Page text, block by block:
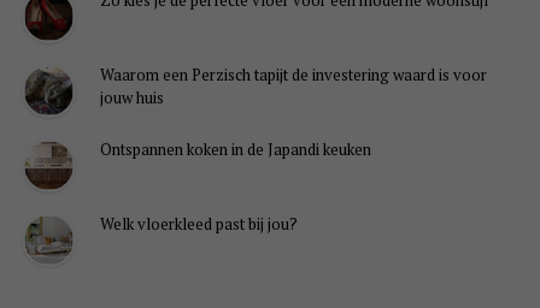
Waarom een Perzisch tapijt de investering waard is voor
jouw huis
Ontspannen koken in de Japandi keuken
Welk vloerkleed past bij jou?